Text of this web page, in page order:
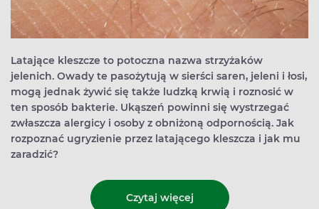
Latające kleszcze to potoczna nazwa strzyżaków
jelenich. Owady te pasożytują w sierści saren, jeleni i łosi,
mogą jednak żywić się także ludzką krwią i roznosić w
ten sposób bakterie. Ukąszeń powinni się wystrzegać
zwłaszcza alergicy i osoby z obniżoną odpornością. Jak
rozpoznać ugryzienie przez latającego kleszcza i jak mu
zaradzić?
Czytaj więcej